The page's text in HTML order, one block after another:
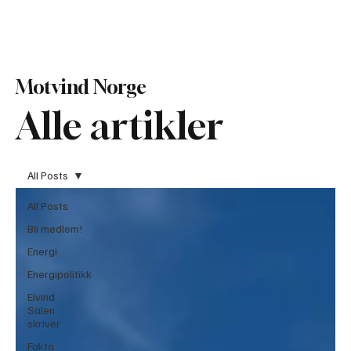
Alle artikler
Motvind Norge
All Posts
Bli medlem!
Energi
Energipolitikk
Eivind
Salen
skriver
Fakta
All Posts